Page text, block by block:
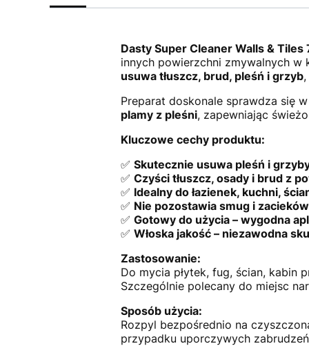
Dasty Super Cleaner Walls & Tiles
innych powierzchni zmywalnych w
usuwa tłuszcz, brud, pleśń i grzyb,
Preparat doskonale sprawdza się
plamy z pleśni, zapewniając
Kluczowe cechy produktu:
✅ Skutecznie usuwa pleśń i
✅ Czyści tłuszcz, osady i brud z
✅ Idealny do łazienek, kuchni,
✅ Nie pozostawia smug i zacieków
✅ Gotowy do użycia – wygodna
✅ Włoska jakość – niezawodna
Zastosowanie:
Do mycia płytek, fug, ścian, kabin
Szczególnie polecany do miejsc
Sposób użycia:
Rozpyl bezpośrednio na
przypadku uporczywych